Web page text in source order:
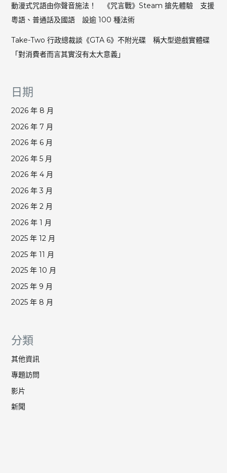
動漫式咒語由你聲音施法！ 《咒言戰》Steam 搶先體驗 支援
粵語、普通話及國語 設逾 100 種法術
Take-Two 行政總裁談《GTA 6》不附光碟 稱大型遊戲實體碟
「對消費者而言其實沒有太大意義」
日期
2026 年 8 月
2026 年 7 月
2026 年 6 月
2026 年 5 月
2026 年 4 月
2026 年 3 月
2026 年 2 月
2026 年 1 月
2025 年 12 月
2025 年 11 月
2025 年 10 月
2025 年 9 月
2025 年 8 月
分類
其他資訊
專題訪問
影片
新聞